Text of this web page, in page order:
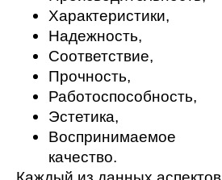
Характеристики,
Надежность,
Соответствие,
Прочность,
Работоспособность,
Эстетика,
Воспринимаемое
качество.